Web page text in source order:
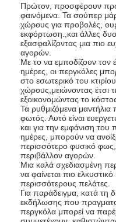
Πρώτον, προσφέρουν
φαινόμενα. Τα σούπερ
χώρους για προβολές,
εκφόρτωση.,και άλλες
εξασφαλίζοντας μια πιο
αγορών.
Με το να εμποδίζουν τον
ημέρες, οι περγκόλες
στο εσωτερικό του
χώρους,μειώνοντας έτσι
εξοικονομώντας το κόστος
Τα ρυθμιζόμενα μαντήλια
φωτός. Αυτό είναι
και για την εμφάνιση
ημέρες, μπορούν να
περισσότερο φυσικό
περιβάλλον αγορών.
Μια καλά σχεδιασμένη
να φαίνεται πιο
περισσότερους πελάτες.
Για παράδειγμα, κατά τη
εκδήλωσης που
περγκόλα μπορεί να